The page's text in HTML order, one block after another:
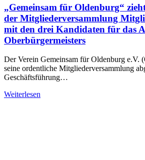
„Gemeinsam für Oldenburg“
der Mitgliederversammlung
mit den drei Kandidaten für das
Oberbürgermeisters
Der Verein Gemeinsam für Oldenburg e.V.
seine ordentliche Mitgliederversammlung
Geschäftsführung…
Weiterlesen